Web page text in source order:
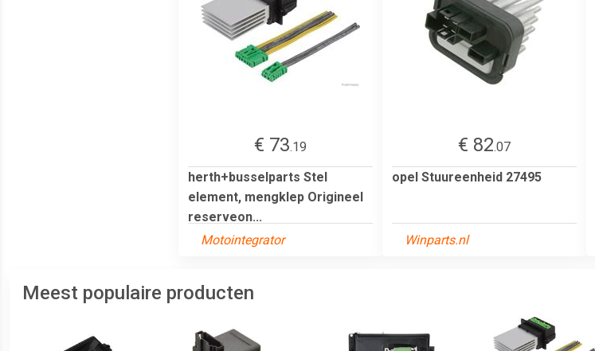
€ 73.19
herth+busselparts Stel
element, mengklep Origineel
reserveon...
Motointegrator
€ 82.07
opel Stuureenheid 27495
Winparts.nl
Meest populaire producten